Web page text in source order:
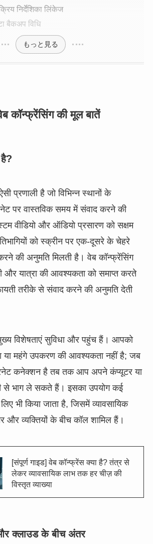
निर्देशिका लिंकेज
बैकअप विधि
もっと見る
कॉन्फ्रेंसिंग की मूल बातें
प्रणाली है जो विभिन्न स्थानों के
पर वास्तविक समय में संवाद करने की
वीडियो और ऑडियो प्रसारण को सक्षम
को स्क्रीन पर एक-दूसरे के चेहरे
की अनुमति मिलती है। वेब कॉन्फ्रेंसिंग
और यात्रा की आवश्यकता को समाप्त करते
तरीके से संवाद करने की अनुमति देती
विशेषताएं सुविधा और पहुंच हैं। आपको
या महंगे उपकरण की आवश्यकता नहीं है; जब
कनेक्शन है तब तक आप अपने कंप्यूटर या
से भाग ले सकते हैं। इसका उपयोग कई
भी किया जाता है, जिसमें व्यावसायिक
और व्यक्तियों के बीच कॉल शामिल हैं।
[संपूर्ण गाइड] वेब कॉन्फ्रेंस क्या है? तंत्र से
लेकर व्यावसायिक लाभ तक हर चीज़ की
विस्तृत व्याख्या
क्लाउड के बीच अंतर